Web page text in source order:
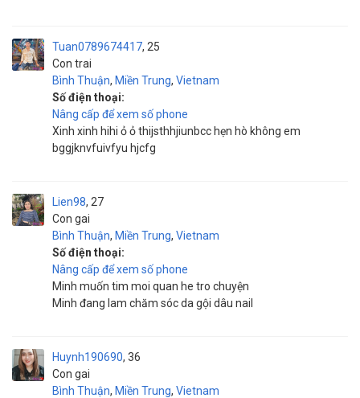
Tuan0789674417
Con trai
25
Bình Thuận, Miền Trung, Vietnam
Số điện thoại:
Nâng cấp để xem số phone
Xinh xinh hihi ỏ ỏ thijsthhjiunbcc hẹn hò không em
bggjknvfuivfyu hjcfg
Lien98
Con gai
27
Bình Thuận, Miền Trung, Vietnam
Số điện thoại:
Nâng cấp để xem số phone
Minh muốn tim moi quan he tro chuyện
Minh đang lam chăm sóc da gội dâu nail
Huynh190690
Con gai
36
Bình Thuận, Miền Trung, Vietnam